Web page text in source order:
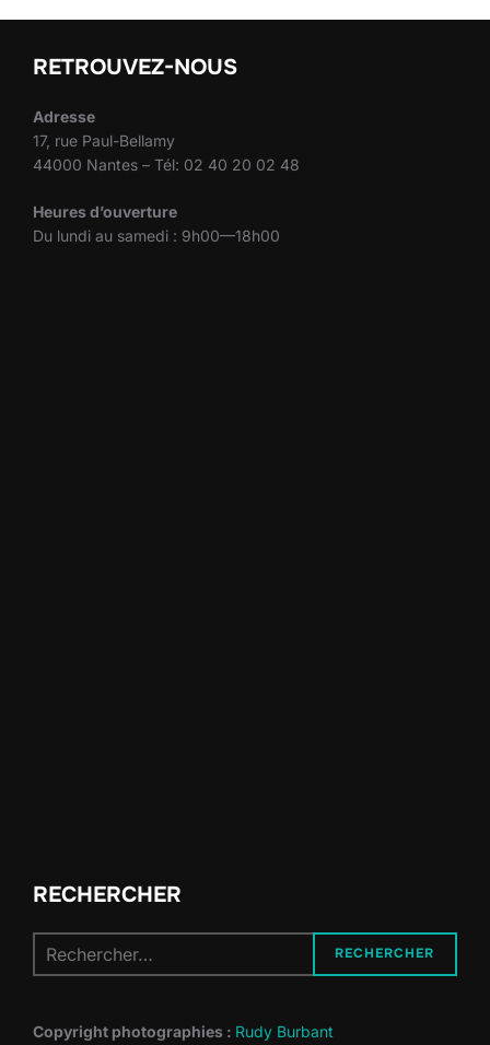
RETROUVEZ-NOUS
Adresse
17, rue Paul-Bellamy
44000 Nantes – Tél: 02 40 20 02 48
Heures d’ouverture
Du lundi au samedi : 9h00—18h00
RECHERCHER
pour :
RECHERCHER
Copyright photographies : Rudy Burbant